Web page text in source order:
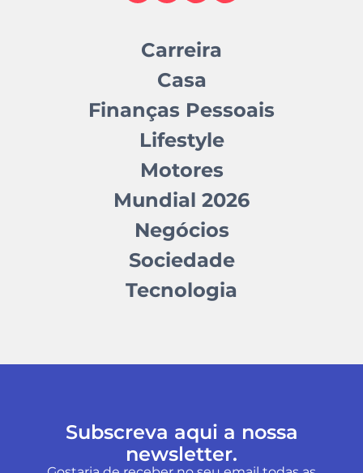
Carreira
Casa
Finanças Pessoais
Lifestyle
Motores
Mundial 2026
Negócios
Sociedade
Tecnologia
Subscreva aqui a nossa
newsletter.